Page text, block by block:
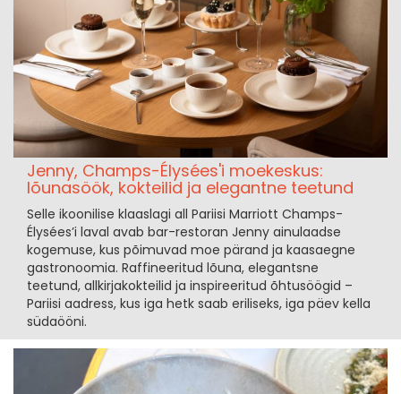
Jenny, Champs-Élysées'i moekeskus:
lõunasöök, kokteilid ja elegantne teetund
Selle ikoonilise klaaslagi all Pariisi Marriott Champs-
Élysées’i laval avab bar-restoran Jenny ainulaadse
kogemuse, kus põimuvad moe pärand ja kaasaegne
gastronoomia. Raffineeritud lõuna, elegantsne
teetund, allkirjakokteilid ja inspireeritud õhtusöögid –
Pariisi aadress, kus iga hetk saab eriliseks, iga päev kella
südaööni.